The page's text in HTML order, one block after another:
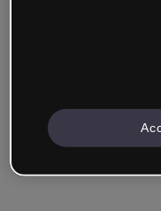
Recuérdame